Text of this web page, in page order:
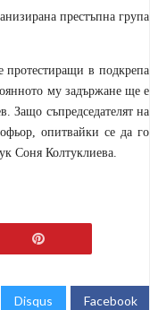
престъпна група
протестиращи в подкрепа
му задържане ще е
Защо съпредседателят на
опитвайки се да го
Соня Колтуклиева.
Disqus Facebook